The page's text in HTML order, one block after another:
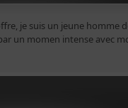
je suis un jeune homme
un momen intense avec